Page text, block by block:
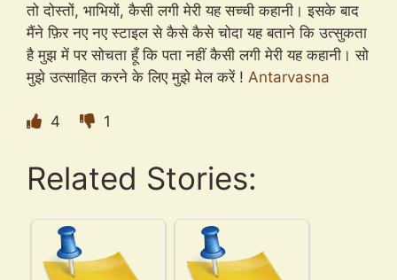
तो दोस्तों, भाभियों, कैसी लगी मेरी यह सच्ची कहानी। इसके बाद
मैंने फ़िर नए नए स्टाइल से कैसे कैसे चोदा यह बताने कि उत्सुकता
है मुझ में पर सोचता हूँ कि पता नहीं कैसी लगी मेरी यह कहानी। सो
मुझे उत्साहित करने के लिए मुझे मेल करें ! Antarvasna
4 1
Related Stories: